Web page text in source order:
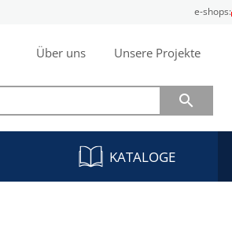
e-shops:
Über uns Unsere Projekte

KATALOGE